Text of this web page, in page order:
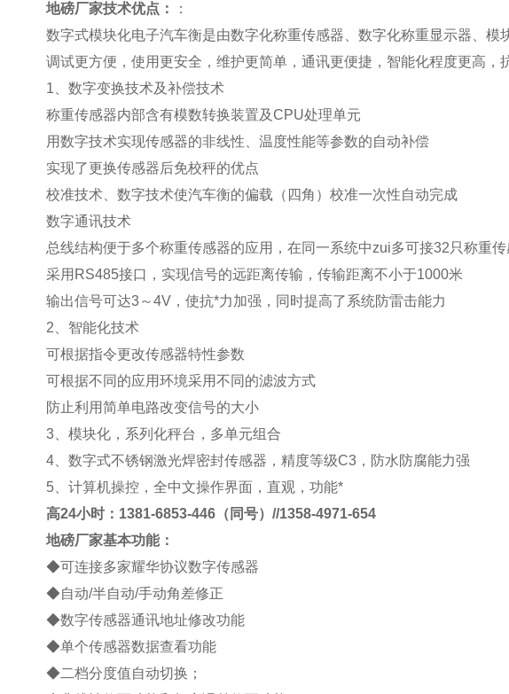
地磅厂家技术优点：
：
数字式模块化电子汽车衡是由数字化称重传感器、数字化称重显示器、
调试更方便，使用更安全，维护更简单，通讯更便捷，智能化程度更高，
1 、数字变换技术及补偿技术
称重传感器内部含有模数转换装置及CPU处理单元
用数字技术实现传感器的非线性、温度性能等参数的自动补偿
实现了更换传感器后免校秤的优点
校准技术、数字技术使汽车衡的偏载（四角）校准一次性自动完成
数字通讯技术
总线结构便于多个称重传感器的应用，在同一系统中zui多可接32 只称重
采用 RS485接口，实现信号的远距离传输，传输距离不小于1000米
输出信号可达3～4V，使抗*力加强，同时提高了系统防雷击能力
2 、智能化技术
可根据指令更改传感器特性参数
可根据不同的应用环境采用不同的滤波方式
防止利用简单电路改变信号的大小
3、模块化，系列化秤台，多单元组合
4、数字式不锈钢激光焊密封传感器，精度等级C3，防水防腐能力强
5、计算机操控，全中文操作界面，直观，功能*
高24小时：1381-6853-446（同号）//1358-4971-654
地磅厂家基本功能：
◆可连接多家耀华协议数字传感器
◆自动/半自动/手动角差修正
◆数字传感器通讯地址修改功能
◆单个传感器数据查看功能
◆二档分度值自动切换；